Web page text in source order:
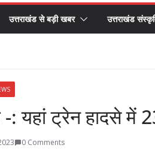
उत्तराखंड से बड़ी खबर उत्तराखंड
यहां ट्रेन हादसे में
0 Comments